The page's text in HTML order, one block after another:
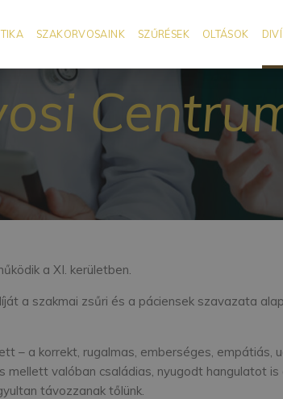
SZAKORVOSAINK SZŰRÉSEK OLTÁSOK
a XI. kerületben.
a szakmai zsűri és a páciensek szavazata
– a korrekt, rugalmas, emberséges,
valóban családias, nyugodt hangulatot
távozzanak tőlünk.